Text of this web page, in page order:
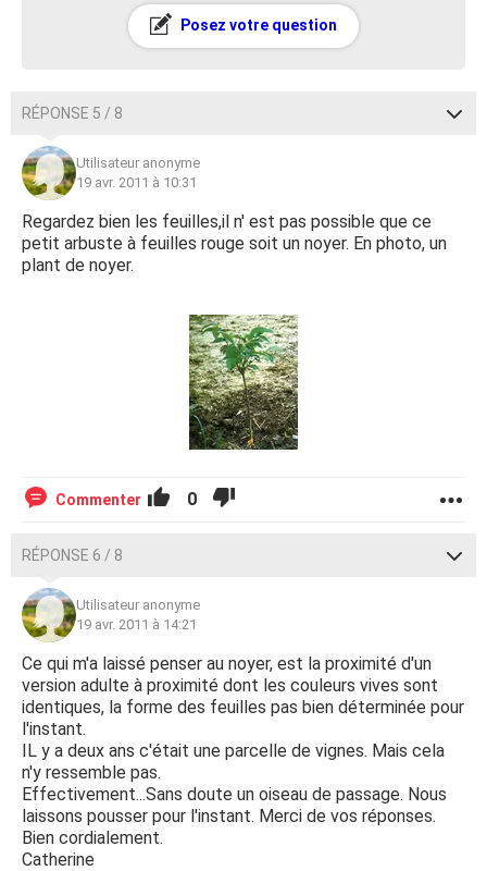
Posez votre question
RÉPONSE 5 / 8
Utilisateur anonyme
19 avr. 2011 à 10:31
Regardez bien les feuilles,il n' est pas possible que ce
petit arbuste à feuilles rouge soit un noyer. En photo, un
plant de noyer.
Commenter 0
RÉPONSE 6 / 8
Utilisateur anonyme
19 avr. 2011 à 14:21
Ce qui m'a laissé penser au noyer, est la proximité d'un
version adulte à proximité dont les couleurs vives sont
identiques, la forme des feuilles pas bien déterminée pour
l'instant.
IL y a deux ans c'était une parcelle de vignes. Mais cela
n'y ressemble pas.
Effectivement...Sans doute un oiseau de passage. Nous
laissons pousser pour l'instant. Merci de vos réponses.
Bien cordialement.
Catherine